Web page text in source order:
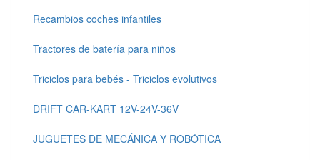
Recambios coches infantiles
Tractores de batería para niños
Triciclos para bebés - Triciclos evolutivos
DRIFT CAR-KART 12V-24V-36V
JUGUETES DE MECÁNICA Y ROBÓTICA